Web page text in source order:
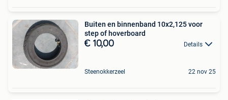
Buiten en binnenband 10x2,125 voor
step of hoverboard
€ 10,00 Details
Steenokkerzeel 22 nov 25